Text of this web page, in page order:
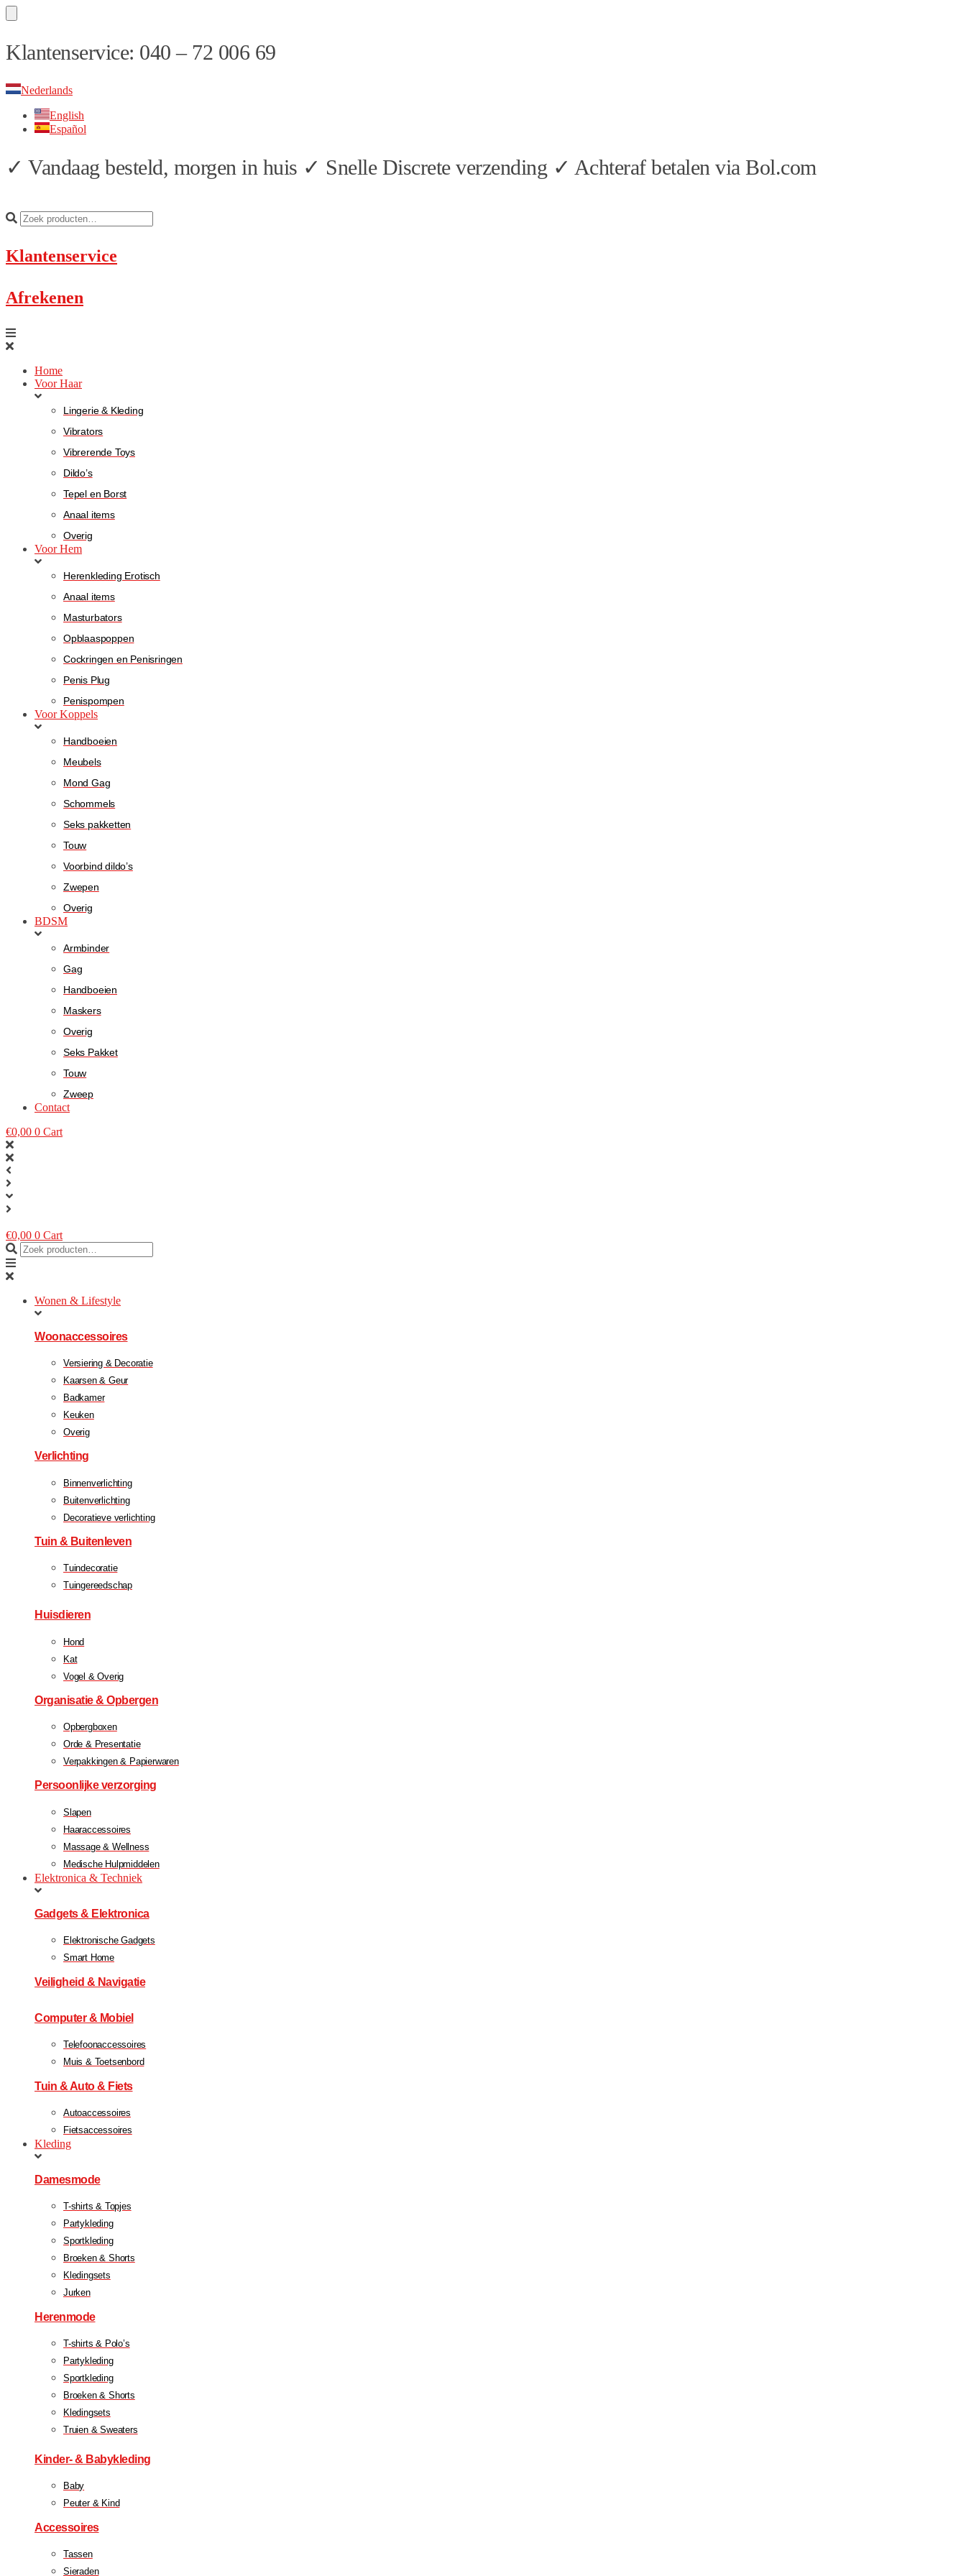
Skip
to
Skip
to
Klantenservice: 040 – 72 006 69
Nederlands
English
Español
✓ Vandaag besteld, morgen in huis ✓ Snelle Discrete verzending ✓ Achteraf betalen via Bol.com
Klantenservice
Afrekenen
Home
Voor Haar
Lingerie & Kleding
Vibrators
Vibrerende Toys
Dildo’s
Tepel en Borst
Anaal items
Overig
Voor Hem
Herenkleding Erotisch
Anaal items
Masturbators
Opblaaspoppen
Cockringen en Penisringen
Penis Plug
Penispompen
Voor Koppels
Handboeien
Meubels
Mond Gag
Schommels
Seks pakketten
Touw
Voorbind dildo’s
Zwepen
Overig
BDSM
Armbinder
Gag
Handboeien
Maskers
Overig
Seks Pakket
Touw
Zweep
Contact
€0,00 0 Cart
€0,00 0 Cart
Wonen & Lifestyle
Woonaccessoires
Versiering & Decoratie
Kaarsen & Geur
Badkamer
Keuken
Overig
Verlichting
Binnenverlichting
Buitenverlichting
Decoratieve verlichting
Tuin & Buitenleven
Tuindecoratie
Tuingereedschap
Huisdieren
Hond
Kat
Vogel & Overig
Organisatie & Opbergen
Opbergboxen
Orde & Presentatie
Verpakkingen & Papierwaren
Persoonlijke verzorging
Slapen
Haaraccessoires
Massage & Wellness
Medische Hulpmiddelen
Elektronica & Techniek
Gadgets & Elektronica
Elektronische Gadgets
Smart Home
Veiligheid & Navigatie
Computer & Mobiel
Telefoonaccessoires
Muis & Toetsenbord
Tuin & Auto & Fiets
Autoaccessoires
Fietsaccessoires
Kleding
Damesmode
T-shirts & Topjes
Partykleding
Sportkleding
Broeken & Shorts
Kledingsets
Jurken
Herenmode
T-shirts & Polo’s
Partykleding
Sportkleding
Broeken & Shorts
Kledingsets
Truien & Sweaters
Kinder- & Babykleding
Baby
Peuter & Kind
Accessoires
Tassen
Sieraden